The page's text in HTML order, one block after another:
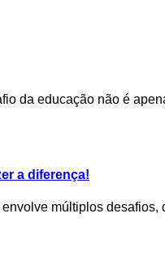
da educação não é
a diferença!
múltiplos